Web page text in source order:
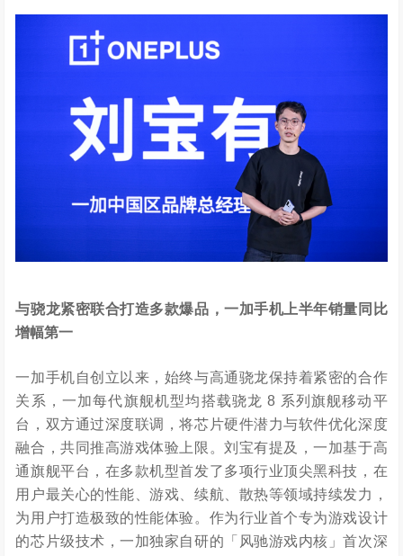
与骁龙紧密联合打造多款爆品，一加手机上半年销量同比
增幅第一
一加手机自创立以来，始终与高通骁龙保持着紧密的合作
关系，一加每代旗舰机型均搭载骁龙 8 系列旗舰移动平
台，双方通过深度联调，将芯片硬件潜力与软件优化深度
融合，共同推高游戏体验上限。刘宝有提及，一加基于高
通旗舰平台，在多款机型首发了多项行业顶尖黑科技，在
用户最关心的性能、游戏、续航、散热等领域持续发力，
为用户打造极致的性能体验。作为行业首个专为游戏设计
的芯片级技术，一加独家自研的「风驰游戏内核」首次深